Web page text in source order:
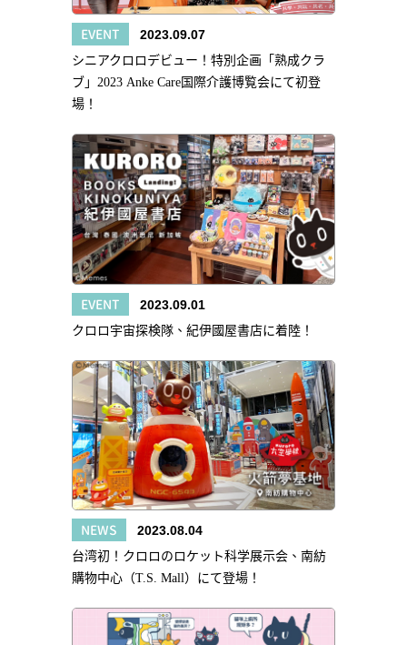
EVENT 2023.09.07
シニアクロロデビュー！特別企画「熟成クラ
ブ」2023 Anke Care国際介護博覧会にて初登
場！
EVENT 2023.09.01
クロロ宇宙探検隊、紀伊國屋書店に着陸！
NEWS 2023.08.04
台湾初！クロロのロケット科学展示会、南紡
購物中心（T.S. Mall）にて登場！